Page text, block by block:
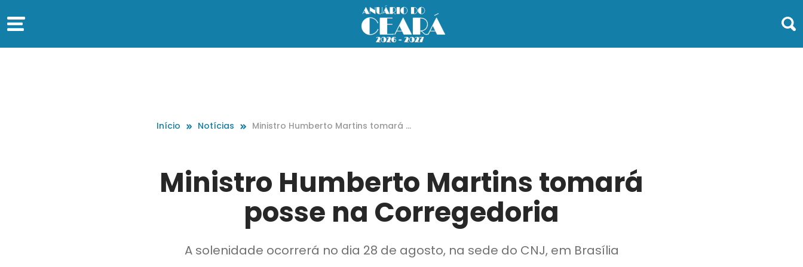
Início Notícias
Ministro Humberto Martins tomará p
Ministro Humberto Martins tomará
posse na Corregedoria
A solenidade ocorrerá no dia 28 de agosto, na sede do CNJ, em Brasília